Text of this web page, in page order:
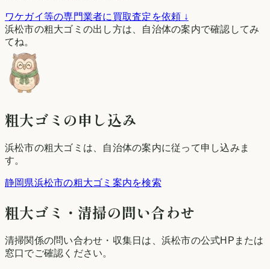
ワケガイ等の専門業者に買取査定を依頼 ↓
浜松市の粗大ゴミの出し方は、自治体の案内で確認してみ
てね。
粗大ゴミの申し込み
浜松市の粗大ゴミは、自治体の案内に従って申し込みま
す。
静岡県浜松市の粗大ゴミ案内を検索
粗大ゴミ・清掃の問い合わせ
清掃関係の問い合わせ・収集日は、 浜松市の公式HPまたは
窓口でご確認ください。